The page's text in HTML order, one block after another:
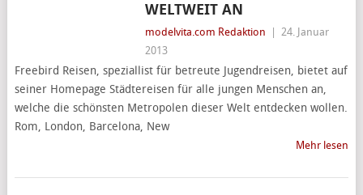
WELTWEIT AN
modelvita.com Redaktion
24. Januar
2013
Freebird Reisen, speziallist für betreute Jugendreisen, bietet auf
seiner Homepage Städtereisen für alle jungen Menschen an,
welche die schönsten Metropolen dieser Welt entdecken wollen.
Rom, London, Barcelona, New
Mehr lesen